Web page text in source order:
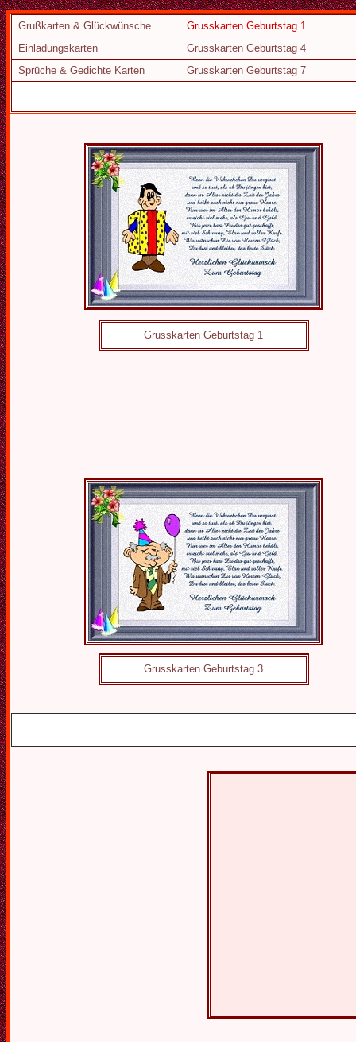
Grußkarten & Glückwünsche
Grusskarten Geburtstag 1
Einladungskarten
Grusskarten Geburtstag 4
Sprüche & Gedichte Karten
Grusskarten Geburtstag 7
Grusskarten Geburtstag 1
Grusskarten Geburtstag 3